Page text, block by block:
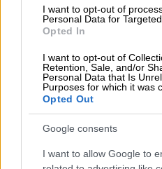
I want to opt-out of
Personal Data for
Opted In
I want to opt-out of
Retention, Sale, and/or
Personal Data that Is
Purposes for which it was
Opted Out
Google consents
I want to allow Google to
#Πυρκαγιά σε
Κινητοποιήθηκαν
εναέριες δυνάμεις.
— Πυροσβεστικό
(@pyrosvestiki)
Διαβάστε ακόμη